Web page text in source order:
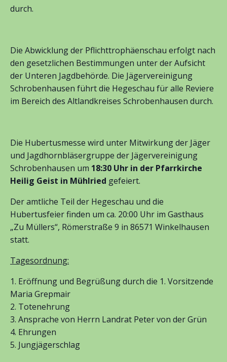
durch.
Die Abwicklung der Pflichttrophäenschau erfolgt nach
den gesetzlichen Bestimmungen unter der Aufsicht
der Unteren Jagdbehörde. Die Jägervereinigung
Schrobenhausen führt die Hegeschau für alle Reviere
im Bereich des Altlandkreises Schrobenhausen durch.
Die Hubertusmesse wird unter Mitwirkung der Jäger
und Jagdhornbläsergruppe der Jägervereinigung
Schrobenhausen um 18:30 Uhr in der Pfarrkirche
Heilig Geist in Mühlried gefeiert.
Der amtliche Teil der Hegeschau und die
Hubertusfeier finden um ca. 20:00 Uhr im Gasthaus
„Zu Müllers“, Römerstraße 9 in 86571 Winkelhausen
statt.
Tagesordnung:
Eröffnung und Begrüßung durch die 1. Vorsitzende
Maria Grepmair
Totenehrung
Ansprache von Herrn Landrat Peter von der Grün
Ehrungen
Jungjägerschlag